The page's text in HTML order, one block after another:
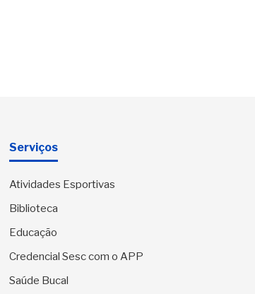
Serviços
Atividades Esportivas
Biblioteca
Educação
Credencial Sesc com o APP
Saúde Bucal